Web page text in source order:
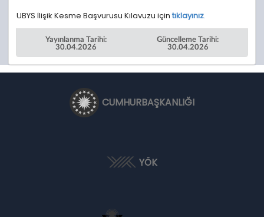
UBYS İlişik Kesme Başvurusu Kılavuzu için tıklayınız.
Yayınlanma Tarihi:
30.04.2026
Güncelleme Tarihi:
30.04.2026
CUMHURBAŞKANLIĞI
YÖK